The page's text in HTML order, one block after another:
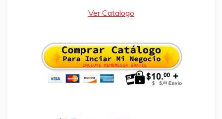
Ver Catalogo